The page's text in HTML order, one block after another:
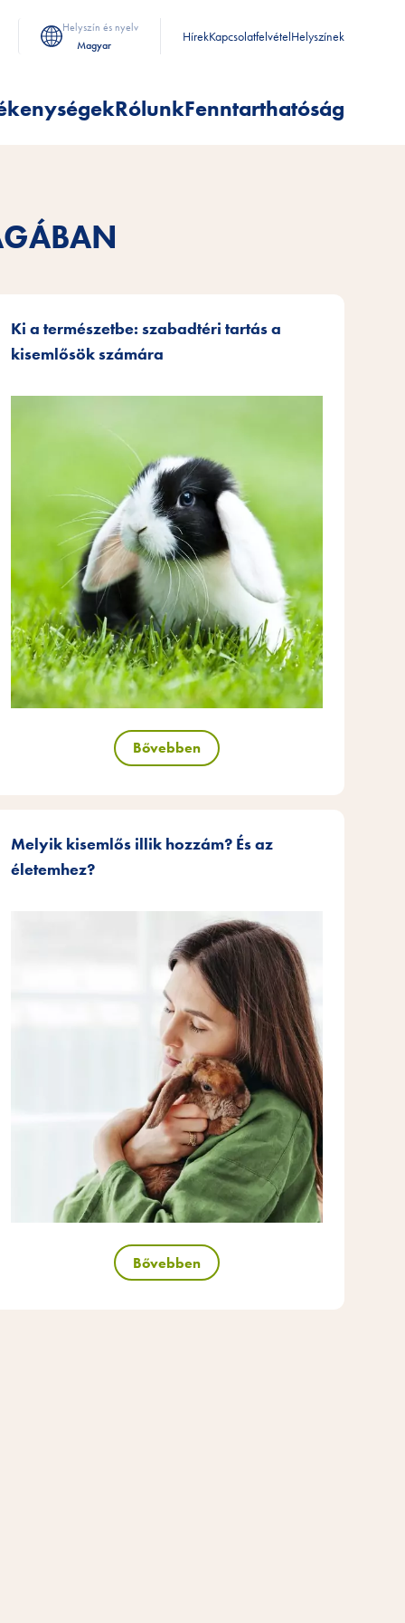
Helyszín és nyelv
Magyar
HírekKapcsolatfelvételHelyszínek
RólunkFenntarthatóság
Ki a természetbe: szabadtéri tartás a
kisemlősök számára
Bővebben
Melyik kisemlős illik hozzám? És az
életemhez?
Bővebben